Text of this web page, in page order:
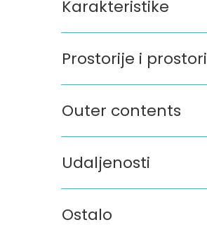
Karakteristike
Prostorije i prostori
Outer contents
Udaljenosti
Ostalo